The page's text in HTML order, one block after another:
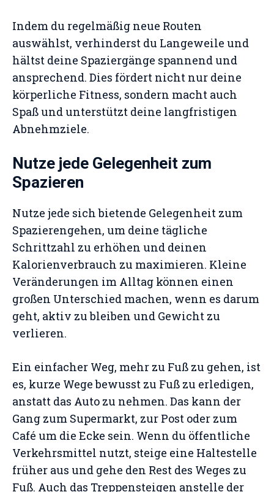
Indem du regelmäßig neue Routen
auswählst, verhinderst du Langeweile und
hältst deine Spaziergänge spannend und
ansprechend. Dies fördert nicht nur deine
körperliche Fitness, sondern macht auch
Spaß und unterstützt deine langfristigen
Abnehmziele.
Nutze jede Gelegenheit zum
Spazieren
Nutze jede sich bietende Gelegenheit zum
Spazierengehen, um deine tägliche
Schrittzahl zu erhöhen und deinen
Kalorienverbrauch zu maximieren. Kleine
Veränderungen im Alltag können einen
großen Unterschied machen, wenn es darum
geht, aktiv zu bleiben und Gewicht zu
verlieren.
Ein einfacher Weg, mehr zu Fuß zu gehen, ist
es, kurze Wege bewusst zu Fuß zu erledigen,
anstatt das Auto zu nehmen. Das kann der
Gang zum Supermarkt, zur Post oder zum
Café um die Ecke sein. Wenn du öffentliche
Verkehrsmittel nutzt, steige eine Haltestelle
früher aus und gehe den Rest des Weges zu
Fuß. Auch das Treppensteigen anstelle der